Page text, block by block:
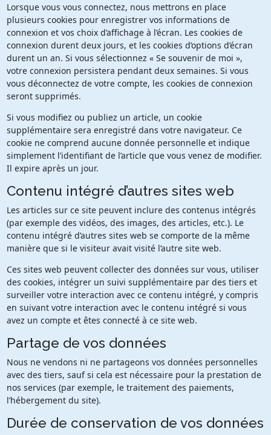
Lorsque vous vous connectez, nous mettrons en place
plusieurs cookies pour enregistrer vos informations de
connexion et vos choix d’affichage à l’écran. Les cookies de
connexion durent deux jours, et les cookies d’options d’écran
durent un an. Si vous sélectionnez « Se souvenir de moi »,
votre connexion persistera pendant deux semaines. Si vous
vous déconnectez de votre compte, les cookies de connexion
seront supprimés.
Si vous modifiez ou publiez un article, un cookie
supplémentaire sera enregistré dans votre navigateur. Ce
cookie ne comprend aucune donnée personnelle et indique
simplement l’identifiant de l’article que vous venez de modifier.
Il expire après un jour.
Contenu intégré d’autres sites web
Les articles sur ce site peuvent inclure des contenus intégrés
(par exemple des vidéos, des images, des articles, etc.). Le
contenu intégré d’autres sites web se comporte de la même
manière que si le visiteur avait visité l’autre site web.
Ces sites web peuvent collecter des données sur vous, utiliser
des cookies, intégrer un suivi supplémentaire par des tiers et
surveiller votre interaction avec ce contenu intégré, y compris
en suivant votre interaction avec le contenu intégré si vous
avez un compte et êtes connecté à ce site web.
Partage de vos données
Nous ne vendons ni ne partageons vos données personnelles
avec des tiers, sauf si cela est nécessaire pour la prestation de
nos services (par exemple, le traitement des paiements,
l’hébergement du site).
Durée de conservation de vos données